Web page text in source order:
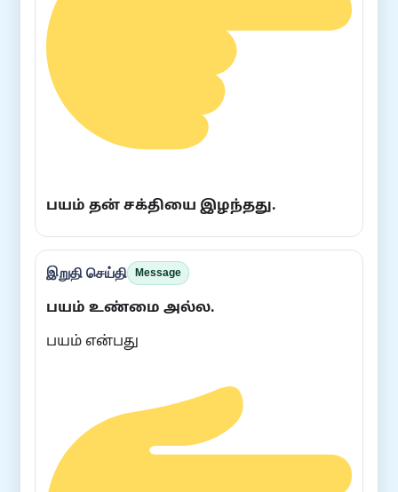
பயம் தன் சக்தியை இழந்தது.
இறுதி செய்தி Message
பயம் உண்மை அல்ல.
பயம் என்பது